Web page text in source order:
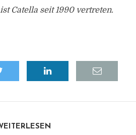
Catella seit 1990 vertreten.